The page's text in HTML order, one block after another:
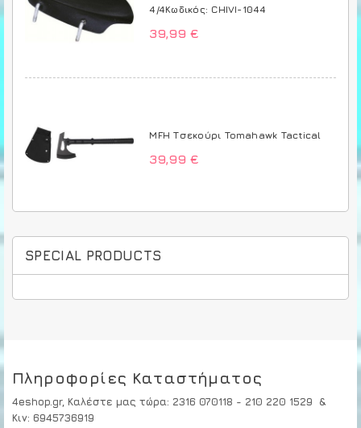
4/4Κωδικός: CHIVI-1044
39,99 €
MFH Τσεκούρι Tomahawk Tactical
39,99 €
SPECIAL PRODUCTS
Πληροφορίες Καταστήματος
4eshop.gr, Καλέστε μας τώρα: 2316 070118 - 210 220 1529
&
Κιν: 6945736919